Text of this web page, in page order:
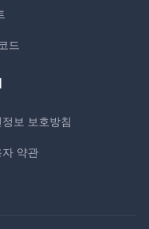
드
정보 보호방침
자 약관